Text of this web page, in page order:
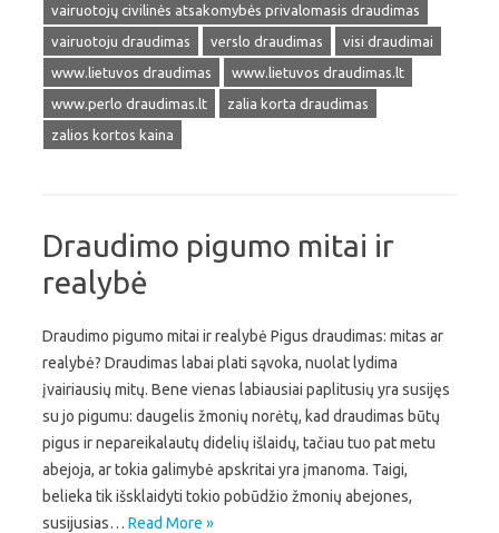
vairuotojų civilinės atsakomybės privalomasis draudimas
vairuotoju draudimas
verslo draudimas
visi draudimai
www.lietuvos draudimas
www.lietuvos draudimas.lt
www.perlo draudimas.lt
zalia korta draudimas
zalios kortos kaina
Draudimo pigumo mitai ir
realybė
Draudimo pigumo mitai ir realybė Pigus draudimas: mitas ar
realybė? Draudimas labai plati sąvoka, nuolat lydima
įvairiausių mitų. Bene vienas labiausiai paplitusių yra susijęs
su jo pigumu: daugelis žmonių norėtų, kad draudimas būtų
pigus ir nepareikalautų didelių išlaidų, tačiau tuo pat metu
abejoja, ar tokia galimybė apskritai yra įmanoma. Taigi,
belieka tik išsklaidyti tokio pobūdžio žmonių abejones,
susijusias… Read More »